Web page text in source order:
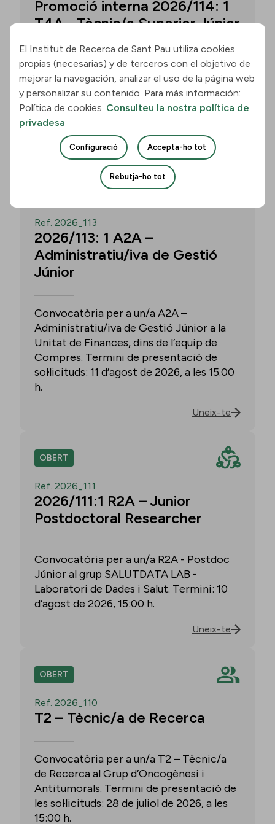
Promoció interna 2026/114: 1
T4A - Tècnic/a Superior Júnior
Convocatòria per a un/a T4A - Tècnic/a
Superior Júnior al grup Neurobiologia de
les Demències - Multilingual Aphasia &
Dementia Research Lab. Termini: 11
d’agost de 2026, 15.00 h.
Uneix-te
Ref. 2026_113
2026/113: 1 A2A –
Administratiu/iva de Gestió
Júnior
Convocatòria per a un/a A2A –
Administratiu/iva de Gestió Júnior a la
Unitat de Finances, dins de l’equip de
Compres. Termini de presentació de
sol·licituds: 11 d’agost de 2026, a les 15.00
h.
Uneix-te
OBERT
Ref. 2026_111
2026/111:1 R2A – Junior
Postdoctoral Researcher
Convocatòria per a un/a R2A - Postdoc
Júnior al grup SALUTDATA LAB -
Laboratori de Dades i Salut. Termini: 10
d’agost de 2026, 15:00 h.
Uneix-te
OBERT
Ref. 2026_110
T2 – Tècnic/a de Recerca
Convocatòria per a un/a T2 – Tècnic/a
de Recerca al Grup d’Oncogènesi i
Antitumorals. Termini de presentació de
les sol·licituds: 28 de juliol de 2026, a les
15:00 h.
El Institut de Recerca de Sant Pau utiliza cookies
propias (necesarias) y de terceros con el objetivo de
mejorar la navegación, analizar el uso de la página web
y personalizar su contenido. Para más información:
Política de cookies. Consulteu la nostra política de
privadesa
Configuració Accepta-ho tot
Rebutja-ho tot